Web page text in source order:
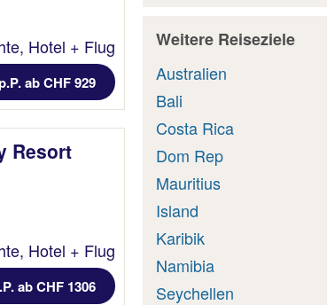
Hotel + Flug
ab CHF 929
Resort
Hotel + Flug
ab CHF 1306
Weitere Reiseziele
Australien
Bali
Costa Rica
Dom Rep
Mauritius
Island
Karibik
Namibia
Seychellen